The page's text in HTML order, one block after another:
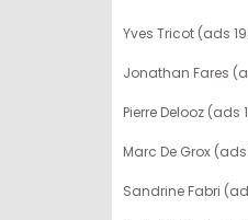
Yves Tricot (ads
Jonathan Fares
Pierre Delooz (ads
Marc De Grox
Sandrine Fabri